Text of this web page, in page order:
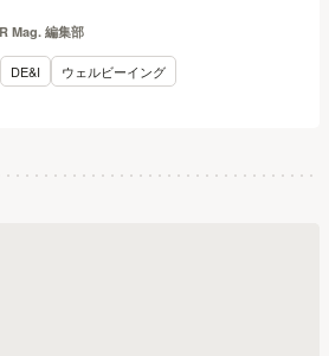
Mag. 編集部
DE&I ウェルビーイング